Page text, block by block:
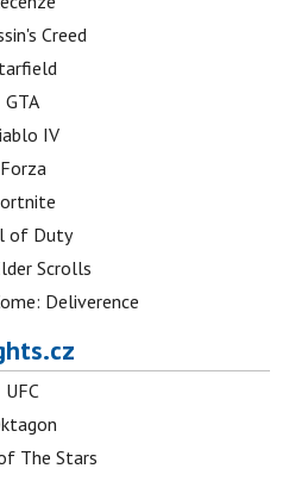
Creed
GTA
IV
Forza
of Duty
Scrolls
Deliverence
UFC
The Stars